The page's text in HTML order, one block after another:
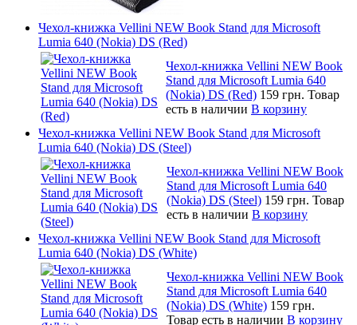
Чехол-книжка Vellini NEW Book Stand для Microsoft
Lumia 640 (Nokia) DS (Red)
Чехол-книжка Vellini NEW Book
Stand для Microsoft Lumia 640
(Nokia) DS (Red) 159 грн. Товар
есть в наличии В корзину
Чехол-книжка Vellini NEW Book Stand для Microsoft
Lumia 640 (Nokia) DS (Steel)
Чехол-книжка Vellini NEW Book
Stand для Microsoft Lumia 640
(Nokia) DS (Steel) 159 грн. Товар
есть в наличии В корзину
Чехол-книжка Vellini NEW Book Stand для Microsoft
Lumia 640 (Nokia) DS (White)
Чехол-книжка Vellini NEW Book
Stand для Microsoft Lumia 640
(Nokia) DS (White) 159 грн.
Товар есть в наличии В корзину